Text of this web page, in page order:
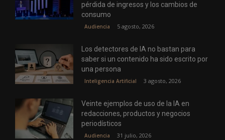
pérdida de ingresos y los cambios de
consumo
Audiencia 5 agosto, 2026
Los detectores de IA no bastan para
saber si un contenido ha sido escrito por
una persona
Inteligencia Artificial 3 agosto, 2026
Veinte ejemplos de uso de la IA en
redacciones, productos y negocios
periodísticos
Audiencia 31 julio, 2026